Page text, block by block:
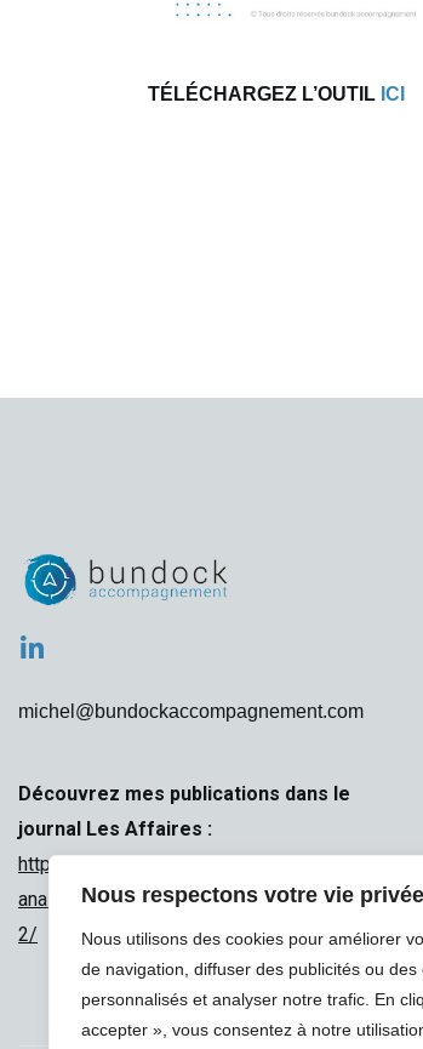
Nous respectons votre vie
Nous utilisons des cookies pour améliorer
de navigation, diffuser des publicités ou des
personnalisés et analyser notre trafic. En
accepter », vous consentez à notre
TÉLÉCHARGEZ L’OUTIL ICI
michel@bundockaccompagnement.com
Découvrez mes publications dans le
journal Les Affaires :
https://www.lesaffaires.com/opinions-et-
analyses/vers-des-organisations-inspirantes-
2/